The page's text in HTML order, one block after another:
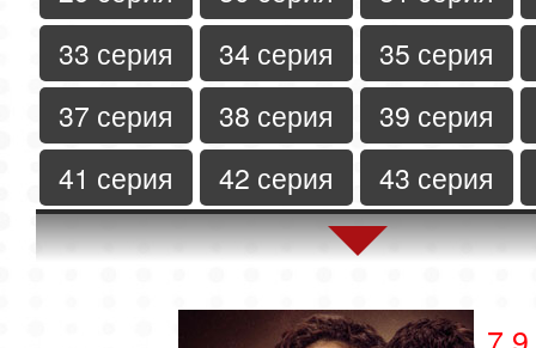
33 серия
34 серия
35 серия
37 серия
38 серия
39 серия
41 серия
42 серия
43 серия
45 серия
46 серия
47 серия
50 серия
51 серия